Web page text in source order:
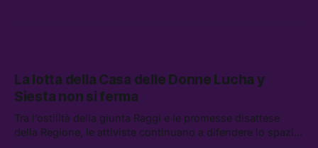
La lotta della Casa delle Donne Lucha y
Siesta non si ferma
Tra l’ostilità della giunta Raggi e le promesse disattese
della Regione, le attiviste continuano a difendere lo spazio